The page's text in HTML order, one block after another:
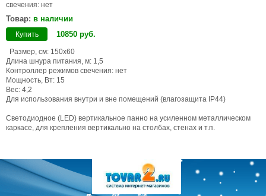
свечения: нет
Товар: в наличии
Купить 10850 руб.
Размер, см: 150х60
Длина шнура питания, м: 1,5
Контроллер режимов свечения: нет
Мощность, Вт: 15
Вес: 4,2
Для использования внутри и вне помещений (влагозащита IP44)
Светодиодное (LED) вертикальное панно на усиленном металлическом
каркасе, для крепления вертикально на столбах, стенах и т.п.